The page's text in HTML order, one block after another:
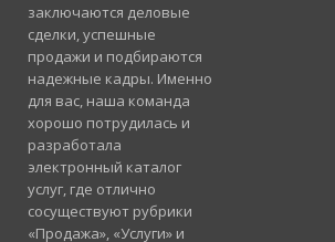
заключаются деловые
сделки, успешные
продажи и подбираются
надежные кадры. Именно
для вас, наша команда
хорошо потрудилась и
разработала
электронный каталог
услуг, где отлично
сосуществуют рубрики
«Продажа», «Услуги» и